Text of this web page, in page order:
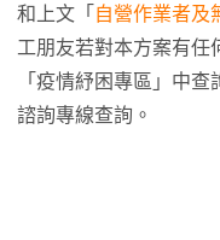
和上文「 自營作業者及
工朋友若對本方案有任
「疫情紓困專區」中
諮詢專線查詢。